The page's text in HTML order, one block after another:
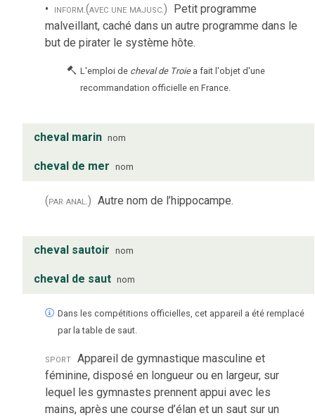
inform.(avec une majusc.) Petit programme
malveillant, caché dans un autre programme dans le
but de pirater le système hôte.
L'emploi de cheval de Troie a fait l'objet d'une
recommandation officielle en France.
cheval marin nom
cheval de mer nom
(par anal.) Autre nom de l’hippocampe.
cheval sautoir nom
cheval de saut nom
Dans les compétitions officielles, cet appareil a été remplacé
par la table de saut.
sport Appareil de gymnastique masculine et
féminine, disposé en longueur ou en largeur, sur
lequel les gymnastes prennent appui avec les
mains, après une course d’élan et un saut sur un